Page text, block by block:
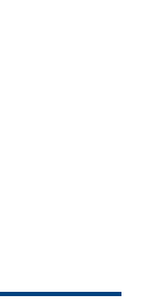
Oleszycach przy